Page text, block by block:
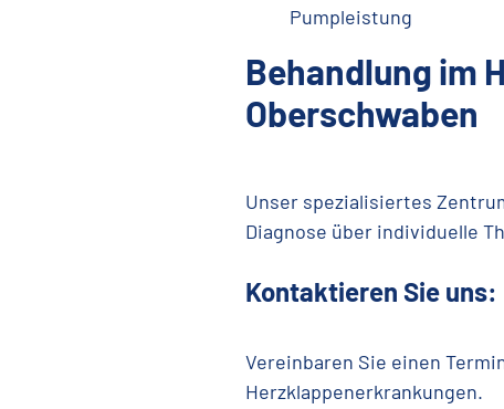
Pumpleistung
Behandlung im
Oberschwaben
Unser spezialisiertes
Diagnose über individuelle
Kontaktieren Sie uns:
Vereinbaren Sie einen
Herzklappenerkrankungen.